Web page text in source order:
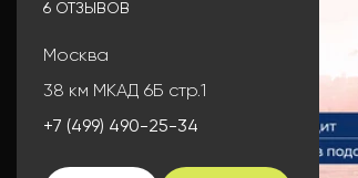
6 ОТЗЫВОВ
Москва
38 км МКАД 6Б стр.1
+7 (499) 490-25-34